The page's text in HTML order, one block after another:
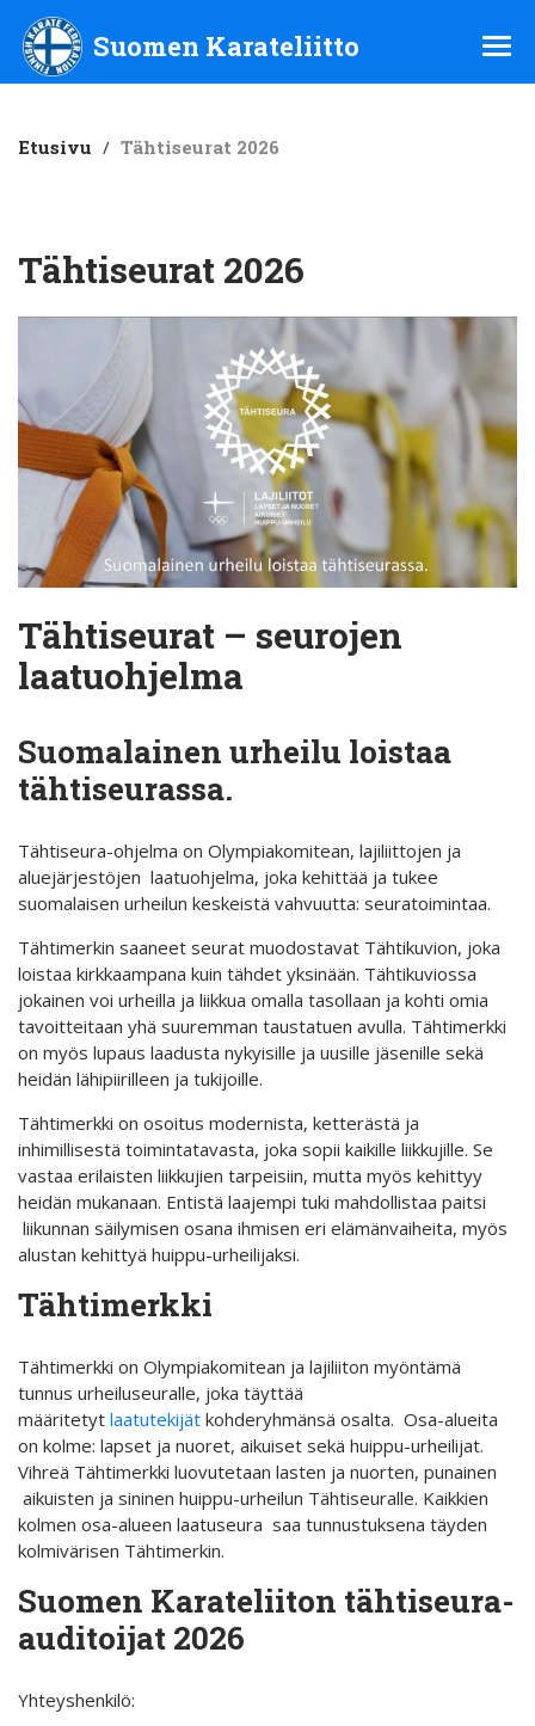
Suomen Karateliitto ry
Suomen Karateliitto
Etusivu / Tähtiseurat 2026
Tähtiseurat 2026
Tähtiseurat – seurojen
laatuohjelma
Suomalainen urheilu loistaa
tähtiseurassa.
Tähtiseura-ohjelma on Olympiakomitean, lajiliittojen ja
aluejärjestöjen laatuohjelma, joka kehittää ja tukee
suomalaisen urheilun keskeistä vahvuutta: seuratoimintaa.
Tähtimerkin saaneet seurat muodostavat Tähtikuvion, joka
loistaa kirkkaampana kuin tähdet yksinään. Tähtikuviossa
jokainen voi urheilla ja liikkua omalla tasollaan ja kohti omia
tavoitteitaan yhä suuremman taustatuen avulla. Tähtimerkki
on myös lupaus laadusta nykyisille ja uusille jäsenille sekä
heidän lähipiirilleen ja tukijoille.
Tähtimerkki on osoitus modernista, ketterästä ja
inhimillisestä toimintatavasta, joka sopii kaikille liikkujille. Se
vastaa erilaisten liikkujien tarpeisiin, mutta myös kehittyy
heidän mukanaan. Entistä laajempi tuki mahdollistaa paitsi
liikunnan säilymisen osana ihmisen eri elämänvaiheita, myös
alustan kehittyä huippu-urheilijaksi.
Tähtimerkki
Tähtimerkki on Olympiakomitean ja lajiliiton myöntämä
tunnus urheiluseuralle, joka täyttää
määritetyt laatutekijät kohderyhmänsä osalta. Osa-alueita
on kolme: lapset ja nuoret, aikuiset sekä huippu-urheilijat.
Vihreä Tähtimerkki luovutetaan lasten ja nuorten, punainen
aikuisten ja sininen huippu-urheilun Tähtiseuralle. Kaikkien
kolmen osa-alueen laatuseura saa tunnustuksena täyden
kolmivärisen Tähtimerkin.
Suomen Karateliiton tähtiseura-
auditoijat 2026
Yhteyshenkilö: